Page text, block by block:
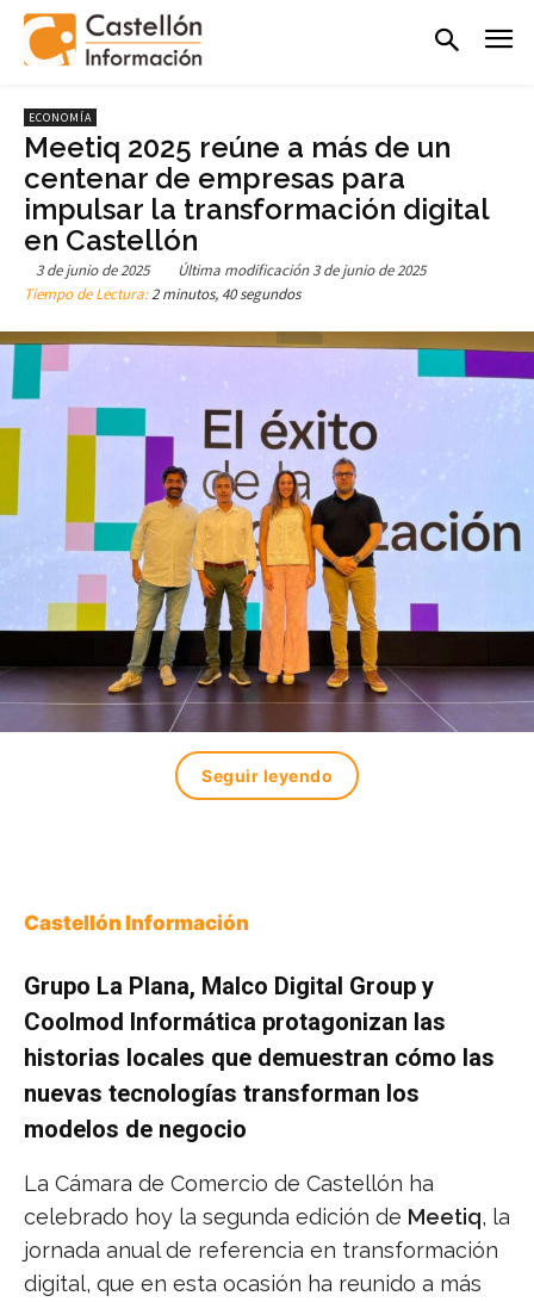
ECONOMÍA
Meetiq 2025 reúne a más de un
centenar de empresas para
impulsar la transformación digital
en Castellón
3 de junio de 2025 Última modificación 3 de junio de 2025
Tiempo de Lectura:2 minutos, 40 segundos
Seguir leyendo
Castellón Información
Grupo La Plana, Malco Digital Group y
Coolmod Informática protagonizan las
historias locales que demuestran cómo las
nuevas tecnologías transforman los
modelos de negocio
La Cámara de Comercio de Castellón ha
celebrado hoy la segunda edición de Meetiq, la
jornada anual de referencia en transformación
digital, que en esta ocasión ha reunido a más